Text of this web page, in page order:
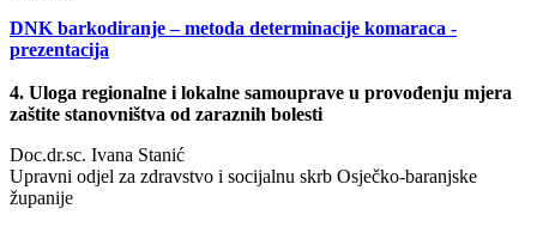
DNK barkodiranje – metoda determinacije komaraca -
prezentacija
4. Uloga regionalne i lokalne samouprave u provođenju mjera
zaštite stanovništva od zaraznih bolesti
Doc.dr.sc. Ivana Stanić
Upravni odjel za zdravstvo i socijalnu skrb Osječko-baranjske
županije